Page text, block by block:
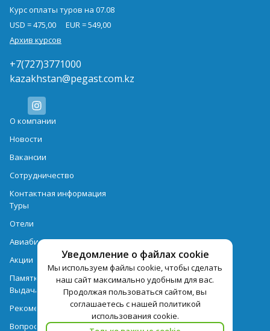
Уведомление о файлах cookie
Мы используем файлы cookie, чтобы сделать
наш сайт максимально удобным для вас.
Продолжая пользоваться сайтом, вы
соглашаетесь с нашей политикой
использования cookie.
Курс оплаты туров на 07.08
USD = 475,00
EUR = 549,00
Архив курсов
+7(727)3771000
kazakhstan@pegast.com.kz
О компании
Новости
Вакансии
Сотрудничество
Контактная информация
Туры
Отели
Авиабилеты
Акции
Памятка для туристов
Выдача документов
Рекомендации
Вопрос-ответ